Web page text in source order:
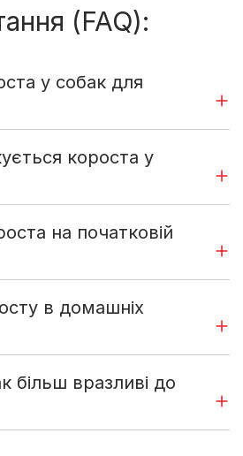
(FAQ):
у собак для
короста у
на початковій
в домашніх
більш вразливі до